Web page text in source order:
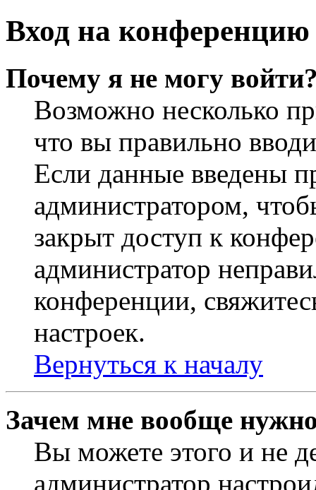
Вход на конференцию
Почему я не могу
Возможно несколько
что вы правильно
Если данные введены
администратором,
закрыт доступ к
администратор
конференции,
настроек.
Вернуться к началу
Зачем мне вообще
Вы можете этого и не
администратор